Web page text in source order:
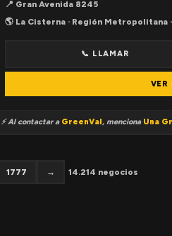
📍 Gran Avenida 8245
🌎 La Cisterna · Región Metropolitana
📞 LLAMAR
VER
⚡ Al contactar a GreenVal, menciona Una
1777 → 14.214 negocios